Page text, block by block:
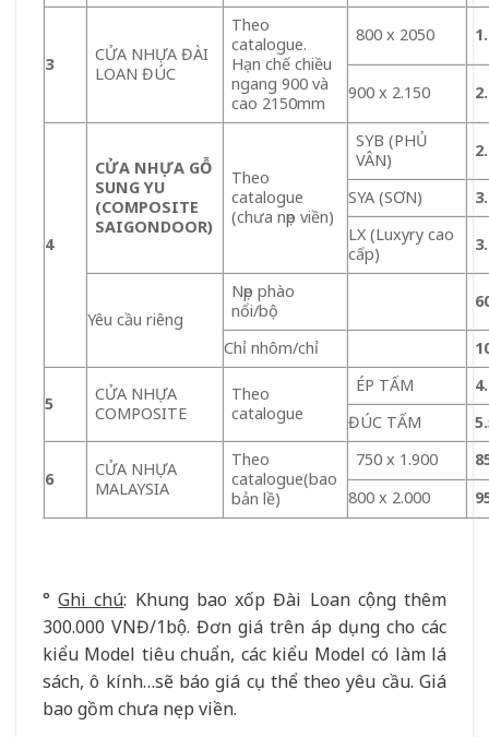
3
CỬA NHỰA ĐÀI
LOAN ĐÚC
Theo
catalogue.
Hạn chế chiều
ngang 900 và
cao 2150mm
800 x 2050
900 x 2.150
4
CỬA NHỰA GỖ
SUNG YU
(COMPOSITE
SAIGONDOOR)
Theo
catalogue
(chưa nẹp viền)
SYB (PHỦ
VÂN)
SYA (SƠN)
LX (Luxyry cao
cấp)
Yêu cầu riêng
Nẹp phào
nổi/bộ
Chỉ nhôm/chỉ
5
CỬA NHỰA
COMPOSITE
Theo
catalogue
ÉP TẤM
ĐÚC TẤM
6
CỬA NHỰA
MALAYSIA
Theo
catalogue(bao
bản lề)
750 x 1.900
800 x 2.000
°Ghi chú: Khung bao xốp Đài Loan cộng thêm
300.000 VNĐ/1bộ. Đơn giá trên áp dụng cho các
kiểu Model tiêu chuẩn, các kiểu Model có làm lá
sách, ô kính…sẽ báo giá cụ thể theo yêu cầu. Giá
bao gồm chưa nẹp viền.